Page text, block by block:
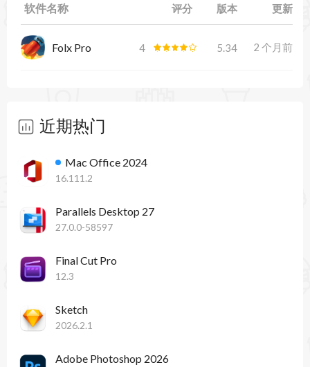
上传
软件名称 评分 版本 更新
Folx Pro 4 5.34 2 个月前
近期热门
Mac Office 2024
16.111.2
Parallels Desktop 27
27.0.0-58597
Final Cut Pro
12.3
Sketch
2026.2.1
Adobe Photoshop 2026